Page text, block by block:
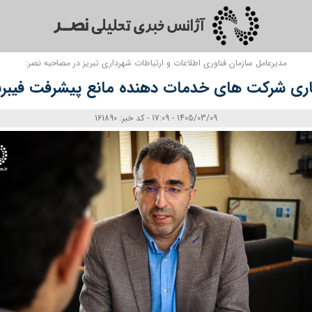
مدیرعامل سازمان فناوری اطلاعات و ارتباطات شهرداری تبریز در مصاحبه نصر:
شرکت های خدمات دهنده مانع پیشرفت
1405/03/09 - 17:09 - کد خبر: 161890